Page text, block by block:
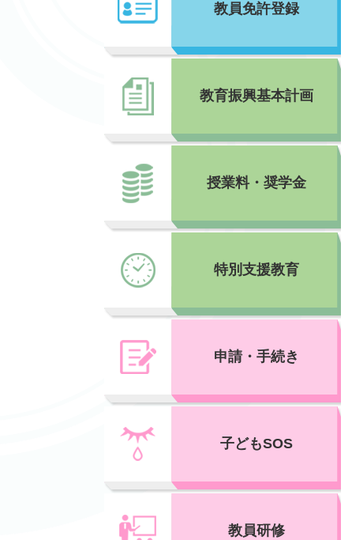
教員免許登録
教育振興基本計画
授業料・奨学金
特別支援教育
申請・手続き
子どもSOS
教員研修